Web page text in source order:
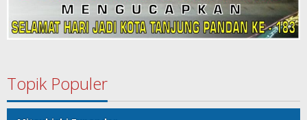
Topik Populer